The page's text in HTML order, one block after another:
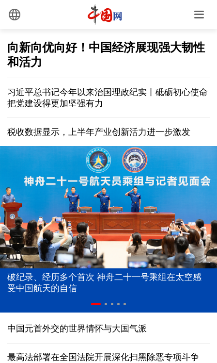
向新向优向好！中国经济展现强大韧性
和活力
习近平总书记今年以来治国理政纪实丨砥砺初心使命
把党建设得更加坚强有力
税收数据显示，上半年产业创新活力进一步激发
破纪录、经历多个首次 神舟二十一号乘组在太空感
受中国航天的自信
中国元首外交的世界情怀与大国气派
最高法部署在全国法院开展深化扫黑除恶专项斗争